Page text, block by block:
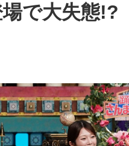
場で大失態